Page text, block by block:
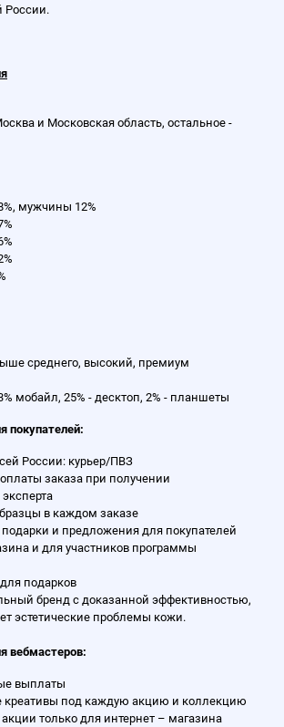
России.
и Московская область, остальное -
мужчины 12%
среднего, высокий, премиум
мобайл, 25% - десктоп, 2% - планшеты
покупателей:
России: курьер/ПВЗ
заказа при получении
в каждом заказе
и предложения для покупателей
и для участников программы
подарков
бренд с доказанной эффективностью,
эстетические проблемы кожи.
вебмастеров:
выплаты
креативы под каждую акцию и коллекцию
только для интернет – магазина